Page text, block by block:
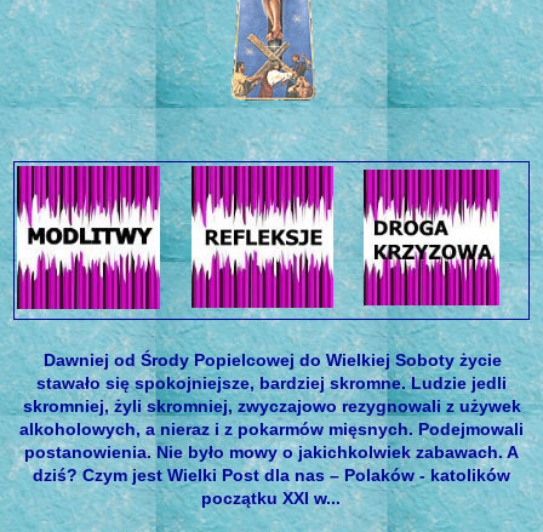
Dawniej od Środy Popielcowej do Wielkiej Soboty życie
stawało się spokojniejsze, bardziej skromne. Ludzie jedli
skromniej, żyli skromniej, zwyczajowo rezygnowali z używek
alkoholowych, a nieraz i z pokarmów mięsnych. Podejmowali
postanowienia. Nie było mowy o jakichkolwiek zabawach. A
dziś? Czym jest Wielki Post dla nas – Polaków - katolików
początku XXI w...